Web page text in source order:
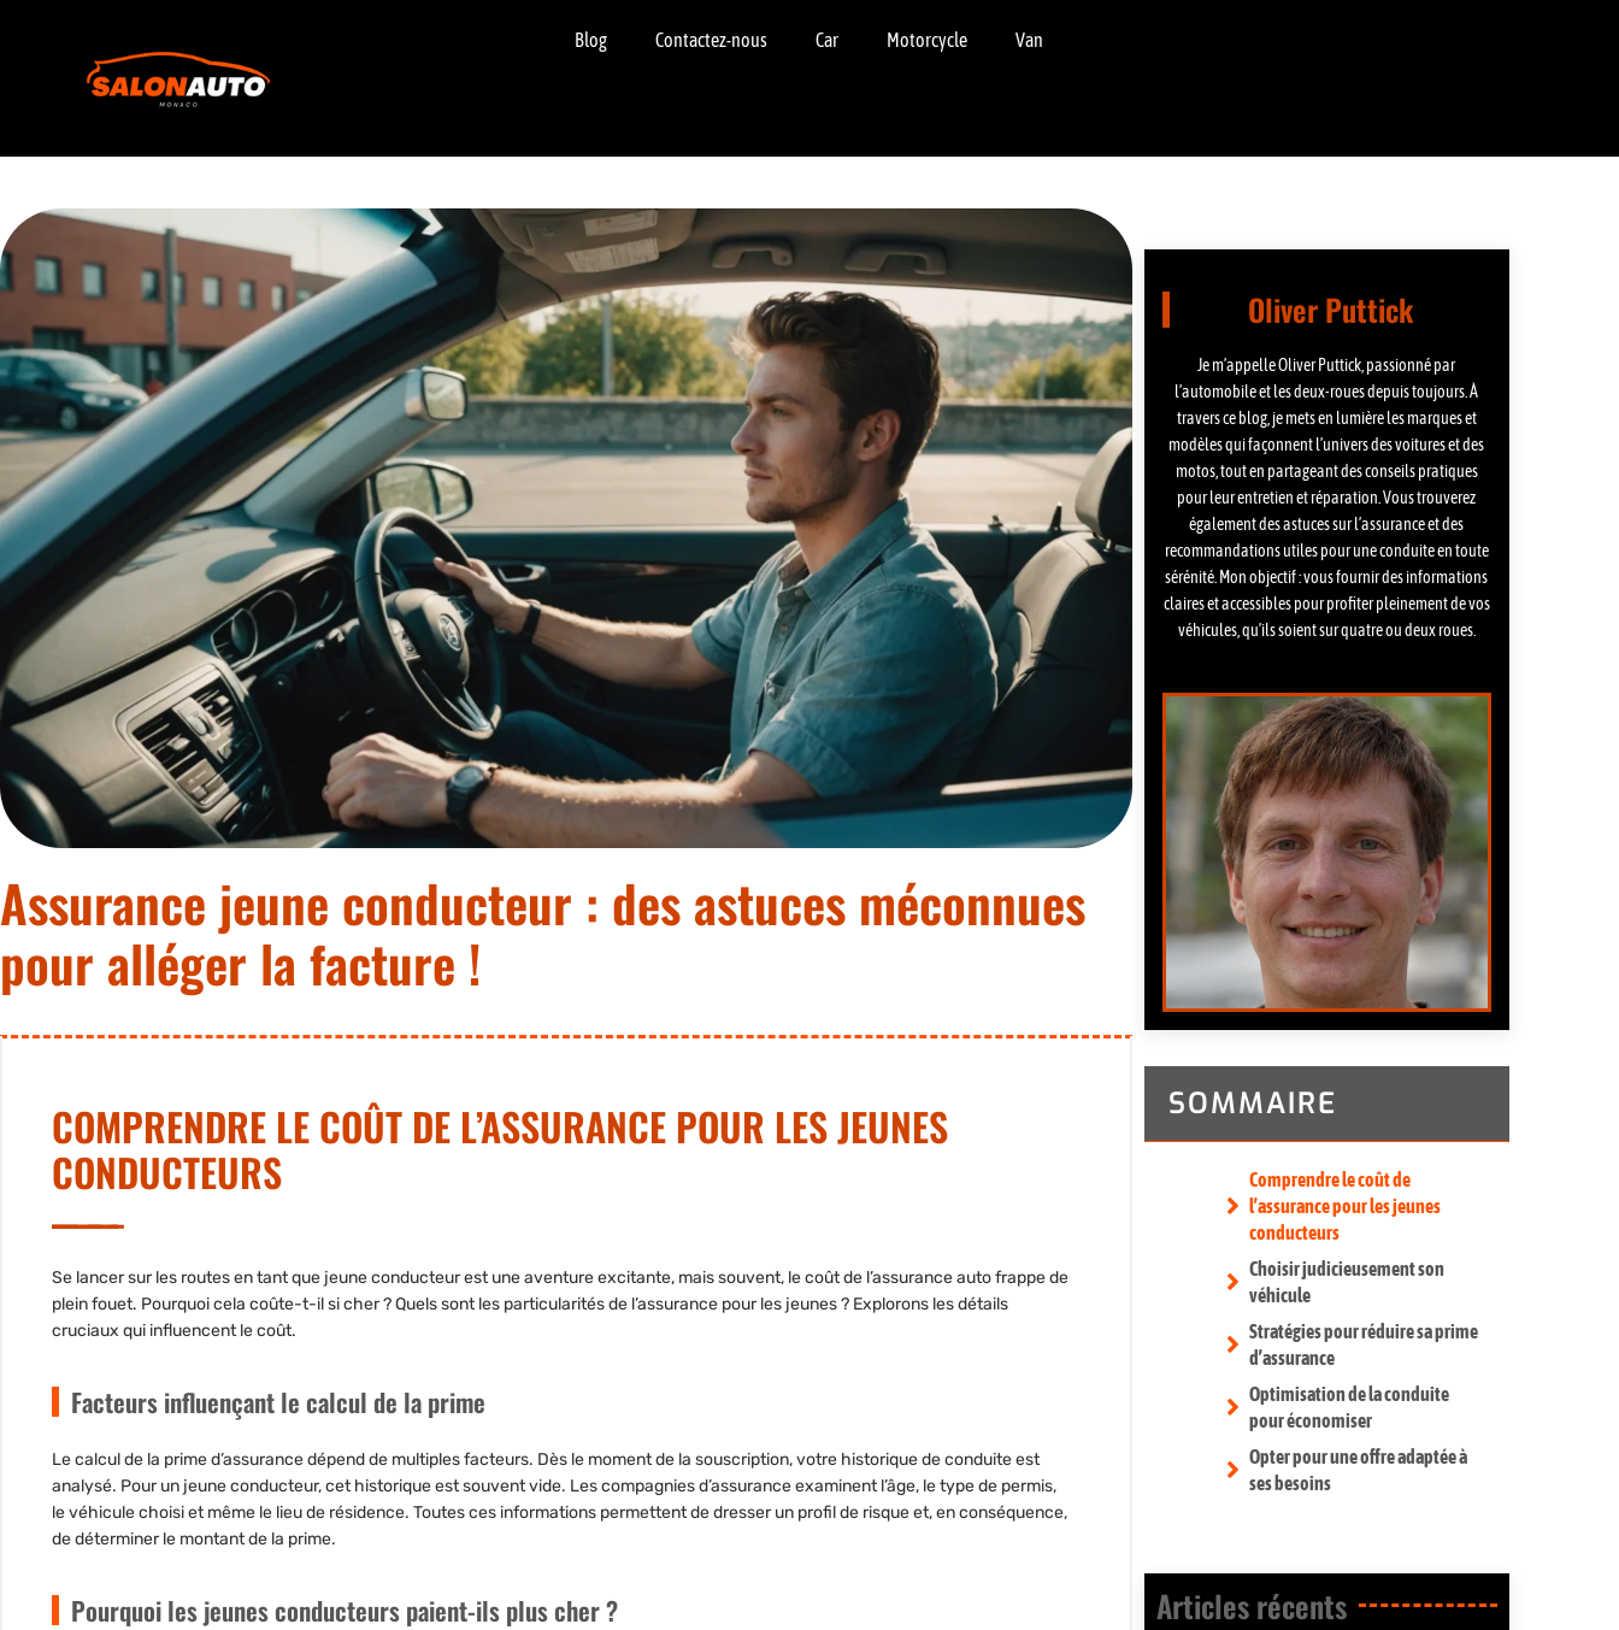
Blog Contactez-nous Car Motorcycle Van
Assurance jeune conducteur : des astuces méconnues
pour alléger la facture !
COMPRENDRE LE COÛT DE L’ASSURANCE POUR LES JEUNES
CONDUCTEURS
Se lancer sur les routes en tant que jeune conducteur est une aventure excitante, mais souvent, le coût de l’assurance auto frappe de
plein fouet. Pourquoi cela coûte-t-il si cher ? Quels sont les particularités de l’assurance pour les jeunes ? Explorons les détails
cruciaux qui influencent le coût.
Facteurs influençant le calcul de la prime
Le calcul de la prime d’assurance dépend de multiples facteurs. Dès le moment de la souscription, votre historique de conduite est
analysé. Pour un jeune conducteur, cet historique est souvent vide. Les compagnies d’assurance examinent l’âge, le type de permis,
le véhicule choisi et même le lieu de résidence. Toutes ces informations permettent de dresser un profil de risque et, en conséquence,
de déterminer le montant de la prime.
Pourquoi les jeunes conducteurs paient-ils plus cher ?
Oliver Puttick
Je m’appelle Oliver Puttick, passionné par
l’automobile et les deux-roues depuis toujours. À
travers ce blog, je mets en lumière les marques et
modèles qui façonnent l’univers des voitures et des
motos, tout en partageant des conseils pratiques
pour leur entretien et réparation. Vous trouverez
également des astuces sur l’assurance et des
recommandations utiles pour une conduite en toute
sérénité. Mon objectif : vous fournir des informations
claires et accessibles pour profiter pleinement de vos
véhicules, qu’ils soient sur quatre ou deux roues.
SOMMAIRE
Comprendre le coût de
l’assurance pour les jeunes
conducteurs
Choisir judicieusement son
véhicule
Stratégies pour réduire sa prime
d’assurance
Optimisation de la conduite
pour économiser
Opter pour une offre adaptée à
ses besoins
Articles récents​